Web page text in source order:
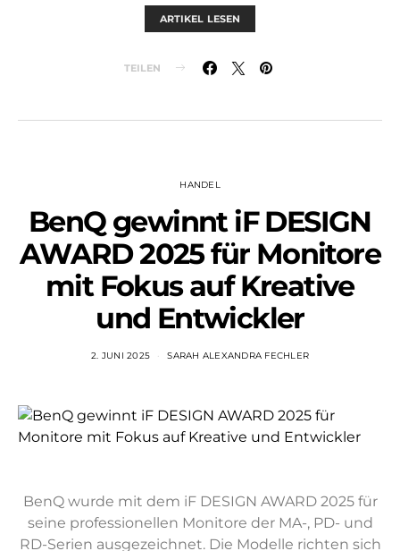
ARTIKEL LESEN
TEILEN
HANDEL
BenQ gewinnt iF DESIGN
AWARD 2025 für Monitore
mit Fokus auf Kreative
und Entwickler
2. JUNI 2025 SARAH ALEXANDRA FECHLER
BenQ wurde mit dem iF DESIGN AWARD 2025 für
seine professionellen Monitore der MA-, PD- und
RD-Serien ausgezeichnet. Die Modelle richten sich